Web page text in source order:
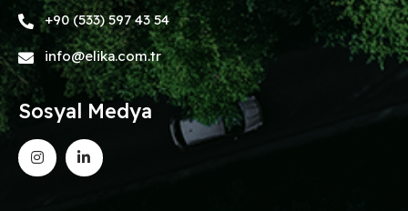
+90 (533) 597 43 54
info@elika.com.tr
Sosyal Medya